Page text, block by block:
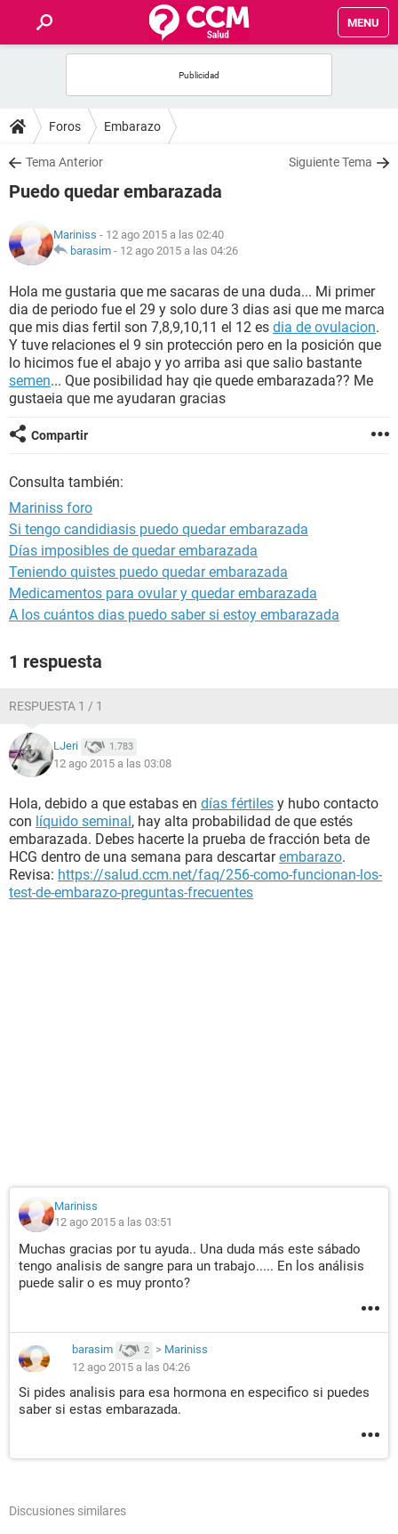
MENU
FOROS
SALUD
NUTRICIÓN
BIENESTAR
SEXUALIDAD
GLOSARIO
Foros Embarazo
Tema Anterior Siguiente Tema
Puedo quedar embarazada
Mariniss - 12 ago 2015 a las 02:40
barasim - 12 ago 2015 a las 04:26
Hola me gustaria que me sacaras de una duda... Mi primer
dia de periodo fue el 29 y solo dure 3 dias asi que me marca
que mis dias fertil son 7,8,9,10,11 el 12 es dia de ovulacion.
Y tuve relaciones el 9 sin protección pero en la posición que
lo hicimos fue el abajo y yo arriba asi que salio bastante
semen... Que posibilidad hay qie quede embarazada?? Me
gustaeia que me ayudaran gracias
Compartir
Consulta también:
Mariniss foro
Si tengo candidiasis puedo quedar embarazada
Días imposibles de quedar embarazada
Teniendo quistes puedo quedar embarazada
Medicamentos para ovular y quedar embarazada
A los cuántos dias puedo saber si estoy embarazada
1 respuesta
RESPUESTA 1 / 1
LJeri 1.783
12 ago 2015 a las 03:08
Hola, debido a que estabas en días fértiles y hubo contacto
con líquido seminal, hay alta probabilidad de que estés
embarazada. Debes hacerte la prueba de fracción beta de
HCG dentro de una semana para descartarembarazo.
Revisa: https://salud.ccm.net/faq/256-como-funcionan-los-
test-de-embarazo-preguntas-frecuentes
Mariniss
12 ago 2015 a las 03:51
Muchas gracias por tu ayuda.. Una duda más este sábado
tengo analisis de sangre para un trabajo..... En los análisis
puede salir o es muy pronto?
barasim 2 > Mariniss
12 ago 2015 a las 04:26
Si pides analisis para esa hormona en especifico si puedes
saber si estas embarazada.
Discusiones similares